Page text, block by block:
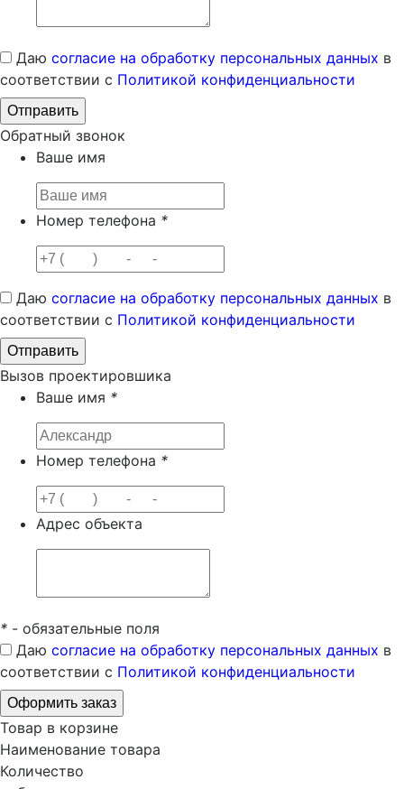
Даю согласие на обработку персональных данных в
соответствии с Политикой конфиденциальности
Обратный звонок
Ваше имя
Номер телефона *
Даю согласие на обработку персональных данных в
соответствии с Политикой конфиденциальности
Вызов проектировшика
Ваше имя *
Номер телефона *
Адрес объекта
* - обязательные поля
Даю согласие на обработку персональных данных в
соответствии с Политикой конфиденциальности
Товар в корзине
Наименование товара
Количество